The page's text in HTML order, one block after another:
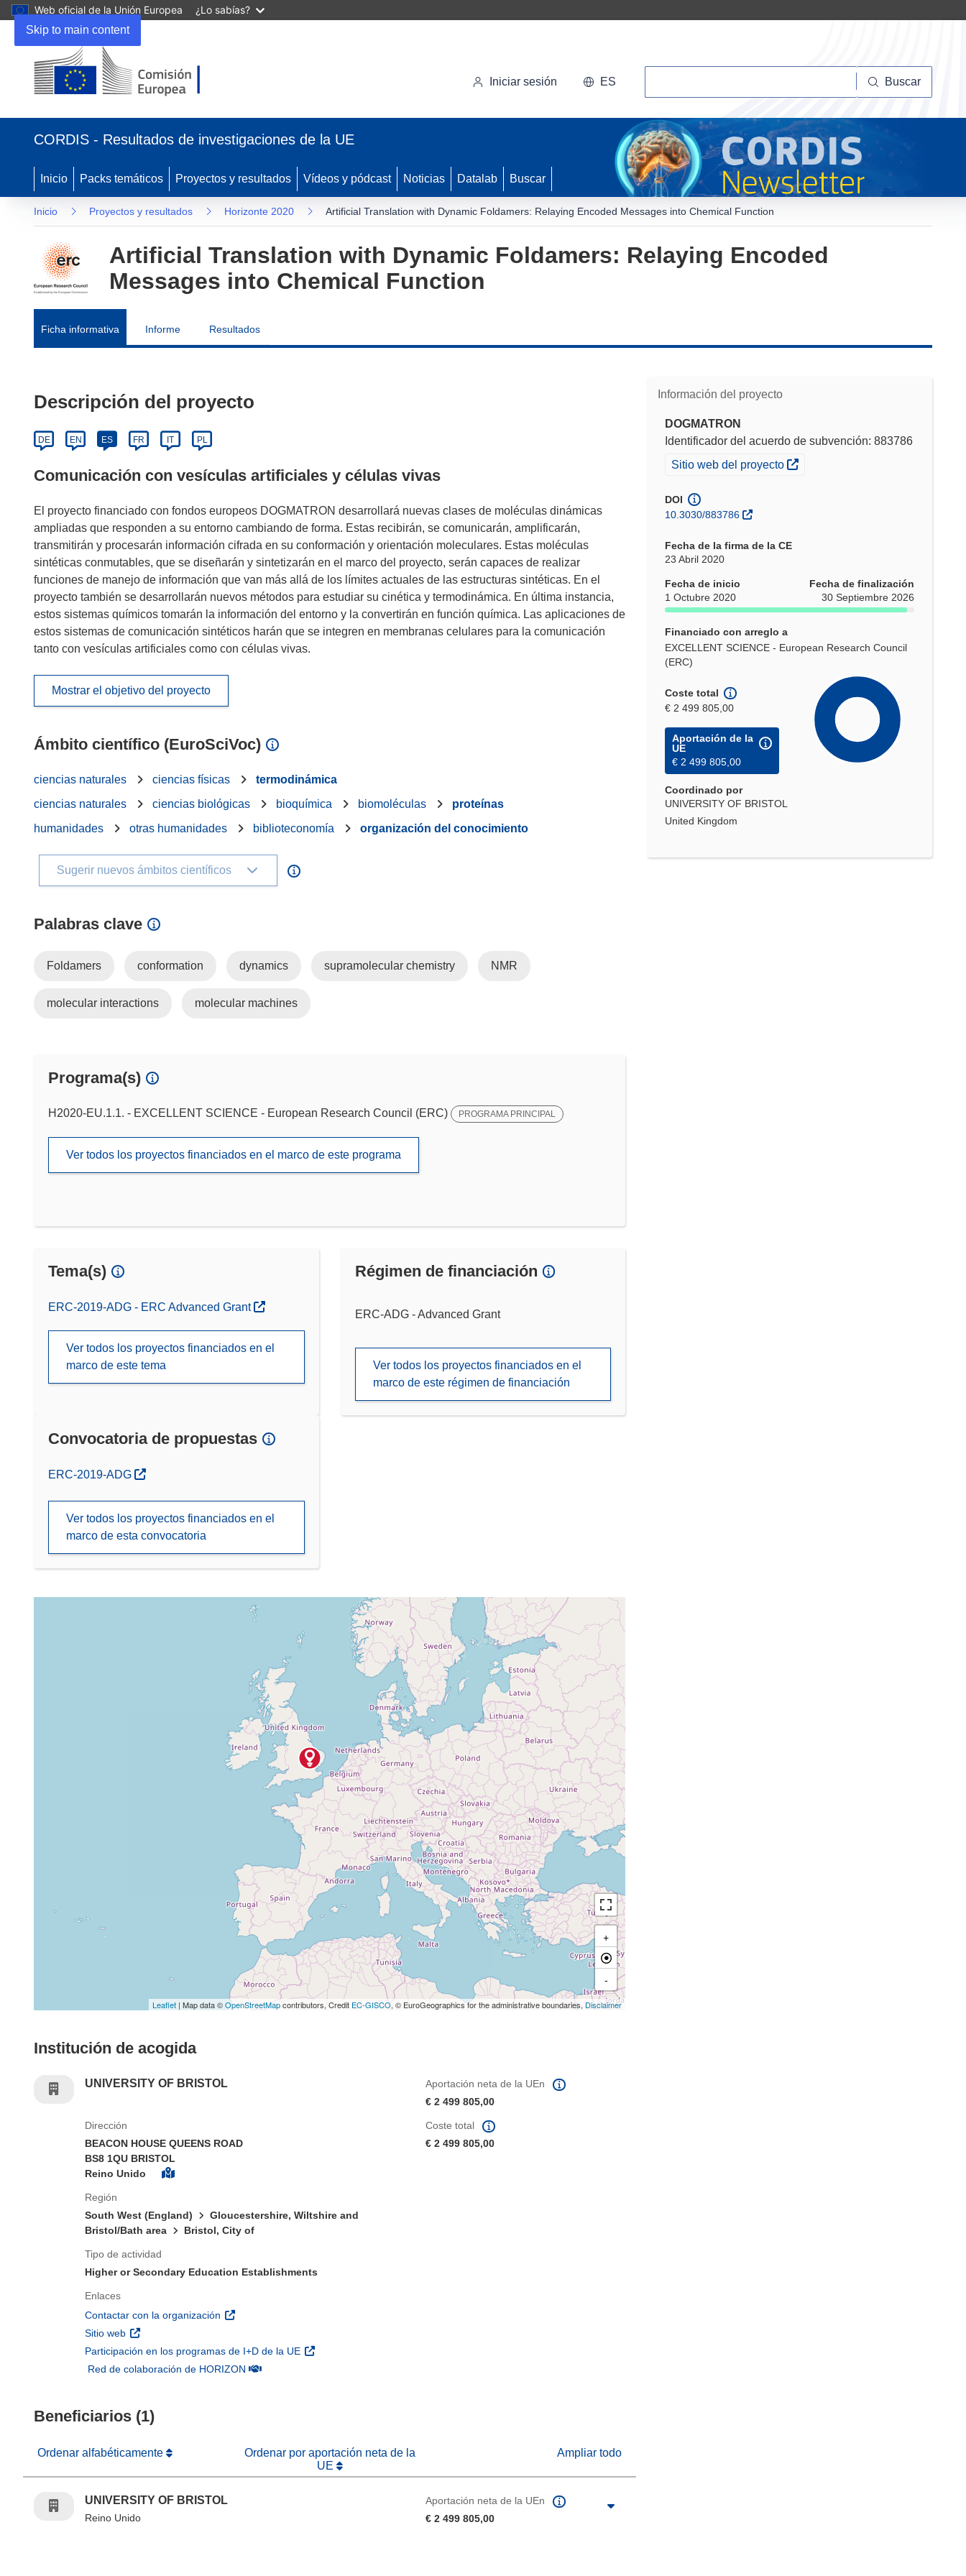
Skip to main content
Web oficial de la Unión Europea ¿Lo sabías?
Iniciar sesión ES Buscar
CORDIS - Resultados de investigaciones de la UE
Inicio Packs temáticos Proyectos y resultados Vídeos y pódcast Noticias Datalab Buscar
Inicio Proyectos y resultados Horizonte 2020 Artificial Translation with Dynamic Foldamers: Relaying Encoded Messages into Chemical Function
Artificial Translation with Dynamic Foldamers: Relaying Encoded
Messages into Chemical Function
Ficha informativa Informe Resultados
Información del proyecto
DOGMATRON
Identificador del acuerdo de subvención: 883786
(se abrirá en una nueva ventana)
Sitio web del proyecto
DOI
10.3030/883786
Fecha de la firma de la CE
23 Abril 2020
Fecha de inicio
1 Octubre 2020
Fecha de finalización
30 Septiembre 2026
Financiado con arreglo a
EXCELLENT SCIENCE - European Research Council
(ERC)
Coste total
€ 2 499 805,00
Aportación de la
UE
€ 2 499 805,00
Coordinado por
UNIVERSITY OF BRISTOL
United Kingdom
Descripción del proyecto
DE EN ES FR IT PL
Comunicación con vesículas artificiales y células vivas
El proyecto financiado con fondos europeos DOGMATRON desarrollará nuevas clases de moléculas dinámicas
ampliadas que responden a su entorno cambiando de forma. Estas recibirán, se comunicarán, amplificarán,
transmitirán y procesarán información cifrada en su conformación y orientación moleculares. Estas moléculas
sintéticas conmutables, que se diseñarán y sintetizarán en el marco del proyecto, serán capaces de realizar
funciones de manejo de información que van más allá de los límites actuales de las estructuras sintéticas. En el
proyecto también se desarrollarán nuevos métodos para estudiar su cinética y termodinámica. En última instancia,
estos sistemas químicos tomarán la información del entorno y la convertirán en función química. Las aplicaciones de
estos sistemas de comunicación sintéticos harán que se integren en membranas celulares para la comunicación
tanto con vesículas artificiales como con células vivas.
Mostrar el objetivo del proyecto
Ámbito científico (EuroSciVoc)
ciencias naturales ciencias físicas
termodinámica
ciencias naturales
ciencias biológicas bioquímica biomoléculas
proteínas
humanidades
otras humanidades biblioteconomía organización del conocimiento
Sugerir nuevos ámbitos científicos
Palabras clave
Foldamers conformation dynamics supramolecular chemistry NMR
molecular interactions molecular machines
Programa(s)
H2020-EU.1.1. - EXCELLENT SCIENCE - European Research Council (ERC) PROGRAMA PRINCIPAL
Ver todos los proyectos financiados en el marco de este programa
Tema(s)
ERC-2019-ADG - ERC Advanced Grant
Ver todos los proyectos financiados en el
marco de este tema
Régimen de financiación
ERC-ADG - Advanced Grant
Ver todos los proyectos financiados en el
marco de este régimen de financiación
Convocatoria de propuestas
(se abrirá en una nueva ventana)
ERC-2019-ADG
Ver todos los proyectos financiados en el
marco de esta convocatoria
+
-
Leaflet | Map data ©OpenStreetMapcontributors, Credit EC-GISCO, © EuroGeographics for the administrative boundaries, Disclaimer
Institución de acogida
UNIVERSITY OF BRISTOL
Aportación neta de la UEn
€ 2 499 805,00
Dirección
BEACON HOUSE QUEENS ROAD
BS8 1QU BRISTOL
Reino Unido
Región
South West (England)
Gloucestershire, Wiltshire and
Bristol/Bath area
Bristol, City of
Tipo de actividad
Higher or Secondary Education Establishments
Enlaces
Contactar con la organización (se abrirá en una nueva ventana)
Sitio web (se abrirá en una nueva ventana)
Participación en los programas de I+D de la UE (se abrirá en una nueva ventana)
Red de colaboración de HORIZON(se abrirá en una nueva ventana)
Coste total
€ 2 499 805,00
Beneficiarios (1)
Ordenar alfabéticamente
Ordenar por aportación neta de la
UE
Ampliar todo
UNIVERSITY OF BRISTOL
Reino Unido
Aportación neta de la UEn
€ 2 499 805,00